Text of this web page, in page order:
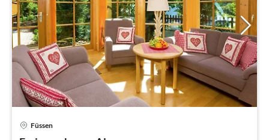
Füssen